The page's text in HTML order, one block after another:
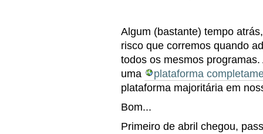
Algum (bastante) tempo
risco que corremos quando
todos os mesmos
uma
plataforma
plataforma majoritária em
Bom...
Primeiro de abril chegou,